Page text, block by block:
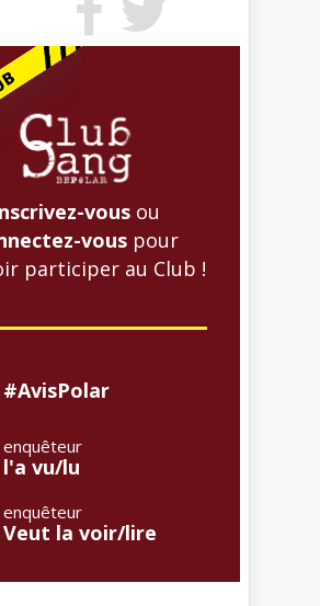
vous ou
vous pour
participer au Club !
#AvisPolar
enquêteur
l'a vu/lu
enquêteur
Veut la voir/lire